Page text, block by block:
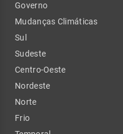
Governo
Mudanças Climáticas
Sul
Sudeste
Centro-Oeste
Nordeste
Norte
Frio